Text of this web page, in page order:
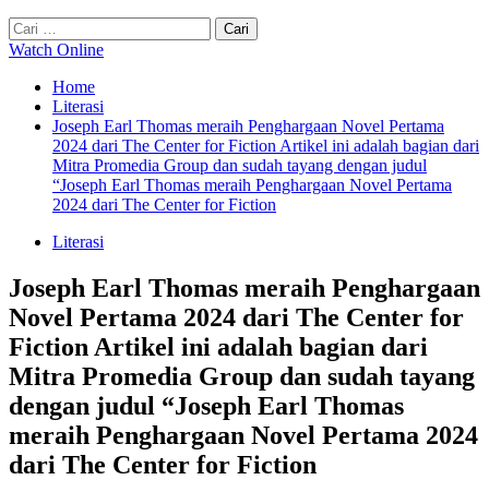
Cari
untuk:
Watch Online
Home
Literasi
Joseph Earl Thomas meraih Penghargaan Novel Pertama
2024 dari The Center for Fiction Artikel ini adalah bagian dari
Mitra Promedia Group dan sudah tayang dengan judul
“Joseph Earl Thomas meraih Penghargaan Novel Pertama
2024 dari The Center for Fiction
Literasi
Joseph Earl Thomas meraih Penghargaan
Novel Pertama 2024 dari The Center for
Fiction Artikel ini adalah bagian dari
Mitra Promedia Group dan sudah tayang
dengan judul “Joseph Earl Thomas
meraih Penghargaan Novel Pertama 2024
dari The Center for Fiction